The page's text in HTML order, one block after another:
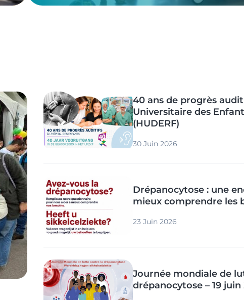
Image
40 ans de progrès
Universitaire des
(HUDERF)
30 Juin 2026
Image
Drépanocytose : une
mieux comprendre les
23 Juin 2026
Image
Journée mondiale de
drépanocytose – 19 juin